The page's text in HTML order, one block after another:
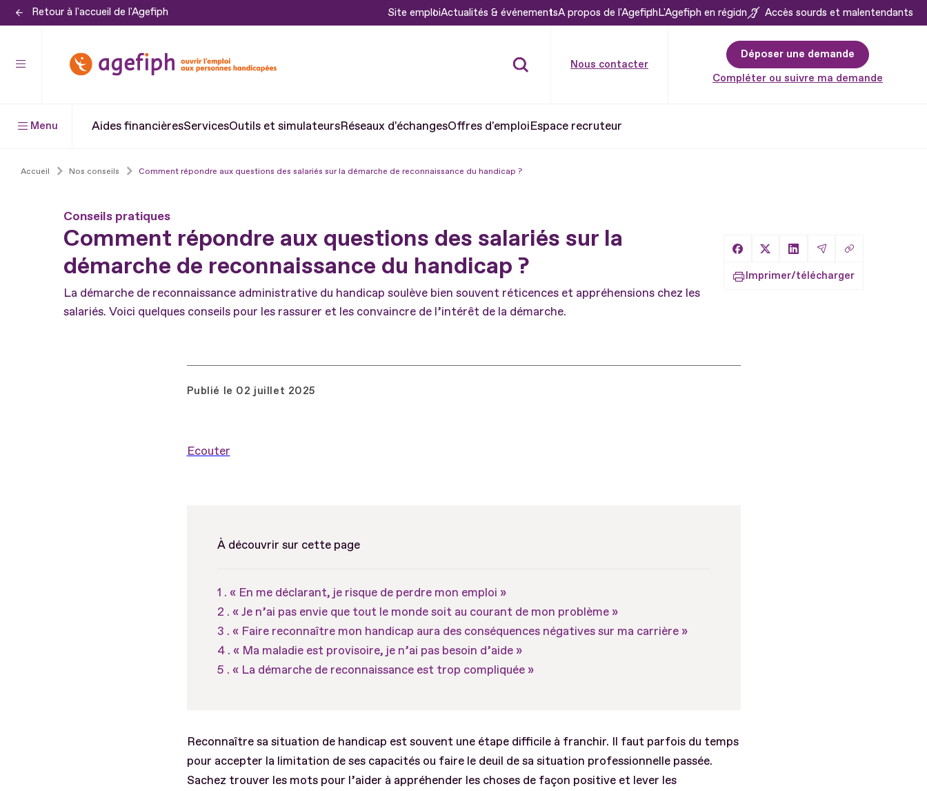
Aller
contenu
Retour à l'accueil de l'Agefiph Site emploiActualités & événementsA propos de l'AgefiphL'Agefiph en région Accès sourds et malentendants
Nous contacter
Déposer une demande
Compléter ou suivre ma demande
Menu Aides financièresServicesOutils et simulateursRéseaux d'échangesOffres d'emploiEspace recruteur
Accueil Nos conseils Comment répondre aux questions des salariés sur la démarche de reconnaissance du handicap ?
Conseils pratiques
Comment répondre aux questions des salariés sur la
démarche de reconnaissance du handicap ?
La démarche de reconnaissance administrative du handicap soulève bien souvent réticences et appréhensions chez les
salariés. Voici quelques conseils pour les rassurer et les convaincre de l’intérêt de la démarche.
Partager sur Facebook
Partager sur X
Partager sur LinkedIn
Partager par Email
Copier le lien
Imprimer/télécharger
Publié le 02 juillet 2025
Ecouter
À découvrir sur cette page
« En me déclarant, je risque de perdre mon emploi »
« Je n’ai pas envie que tout le monde soit au courant de mon problème »
« Faire reconnaître mon handicap aura des conséquences négatives sur ma carrière »
« Ma maladie est provisoire, je n’ai pas besoin d’aide »
« La démarche de reconnaissance est trop compliquée »
Reconnaître sa situation de handicap est souvent une étape difficile à franchir. Il faut parfois du temps
pour accepter la limitation de ses capacités ou faire le deuil de sa situation professionnelle passée.
Sachez trouver les mots pour l’aider à appréhender les choses de façon positive et lever les